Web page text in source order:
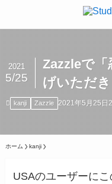
Zazzleで
げいただ
2021
5/25
kanji Zazzle 2021年5月25日
ホーム kanji
USAのユーザーに